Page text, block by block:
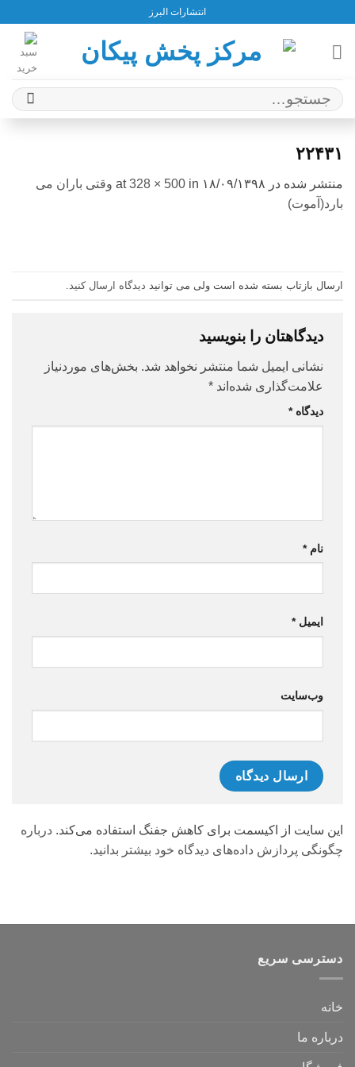
content
انتشارات البرز
جستجو
برای:
۲۲۴۳۱
منتشر شده در ۱۸/۰۹/۱۳۹۸ 328 × 500 in
وقتی باران می
بارد(آموت)
ارسال بازتاب بسته شده است ولی می توانید دیدگاه ارسال کنید
دیدگاهتان را بنویسید
نشانی ایمیل شما منتشر نخواهد شد. بخش‌های موردنیاز
علامت‌گذاری شده‌اند *
دیدگاه*
نام*
ایمیل*
وب‌سایت
این سایت از اکیسمت برای کاهش جفنگ استفاده می‌کند. درباره
چگونگی پردازش داده‌های دیدگاه خود بیشتر بدانید.
دسترسی سریع
خانه
درباره ما